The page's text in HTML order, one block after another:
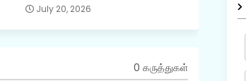
July 20, 2026
0 கருத்துகள்